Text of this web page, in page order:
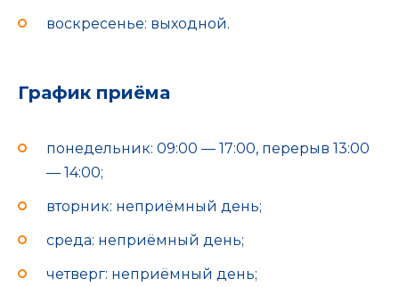
воскресенье: выходной.
График приёма
понедельник: 09:00 — 17:00, перерыв 13:00
— 14:00;
вторник: неприёмный день;
среда: неприёмный день;
четверг: неприёмный день;